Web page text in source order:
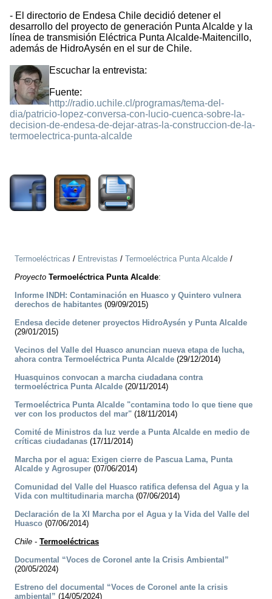
- El directorio de Endesa Chile decidió detener el
desarrollo del proyecto de generación Punta Alcalde y la
línea de transmisión Eléctrica Punta Alcalde-Maitencillo,
además de HidroAysén en el sur de Chile.
Escuchar la entrevista:
Fuente:
http://radio.uchile.cl/programas/tema-del-
dia/patricio-lopez-conversa-con-lucio-cuenca-sobre-la-
decision-de-endesa-de-dejar-atras-la-construccion-de-la-
termoelectrica-punta-alcalde
Termoeléctricas / Entrevistas / Termoeléctrica Punta Alcalde /
Proyecto Termoeléctrica Punta Alcalde:
Informe INDH: Contaminación en Huasco y Quintero vulnera
derechos de habitantes (09/09/2015)
Endesa decide detener proyectos HidroAysén y Punta Alcalde
(29/01/2015)
Vecinos del Valle del Huasco anuncian nueva etapa de lucha,
ahora contra Termoeléctrica Punta Alcalde (29/12/2014)
Huasquinos convocan a marcha ciudadana contra
termoeléctrica Punta Alcalde (20/11/2014)
Termoeléctrica Punta Alcalde "contamina todo lo que tiene que
ver con los productos del mar" (18/11/2014)
Comité de Ministros da luz verde a Punta Alcalde en medio de
críticas ciudadanas (17/11/2014)
Marcha por el agua: Exigen cierre de Pascua Lama, Punta
Alcalde y Agrosuper (07/06/2014)
Comunidad del Valle del Huasco ratifica defensa del Agua y la
Vida con multitudinaria marcha(07/06/2014)
Declaración de la XI Marcha por el Agua y la Vida del Valle del
Huasco (07/06/2014)
Chile - Termoeléctricas
Documental “Voces de Coronel ante la Crisis Ambiental”
(20/05/2024)
Estreno del documental “Voces de Coronel ante la crisis
ambiental” (14/05/2024)